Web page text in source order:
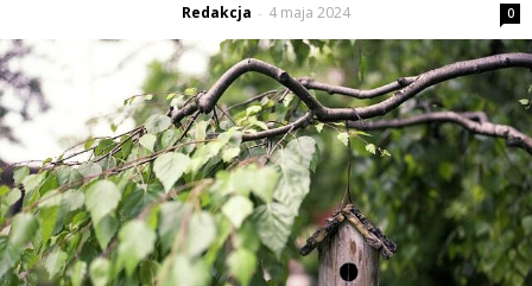
Redakcja - 4 maja 2024 0